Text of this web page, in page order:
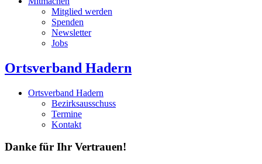
Mitglied werden
Spenden
Newsletter
Jobs
Ortsverband Hadern
Ortsverband Hadern
Bezirksausschuss
Termine
Kontakt
Danke für Ihr Vertrauen!